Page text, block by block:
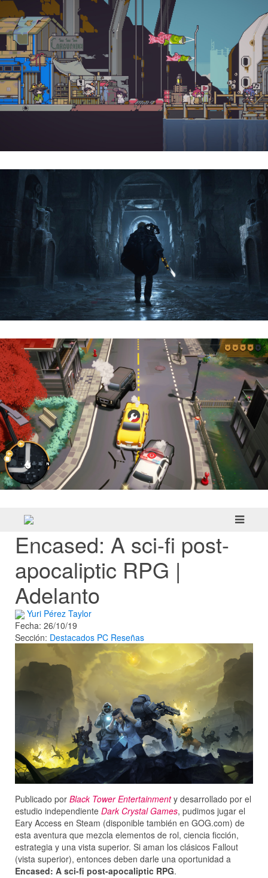
Encased: A sci-fi post-
apocaliptic RPG |
Adelanto
Yuri Pérez Taylor
Fecha: 26/10/19
Sección: Destacados PC Reseñas
Publicado por Black Tower Entertainmenty desarrollado por el
estudio independiente Dark Crystal Games, pudimos jugar el
Eary Access en Steam (disponible también en GOG.com) de
esta aventura que mezcla elementos de rol, ciencia ficción,
estrategia y una vista superior. Si aman los clásicos Fallout
(vista superior), entonces deben darle una oportunidad a
Encased: A sci-fi post-apocaliptic RPG.